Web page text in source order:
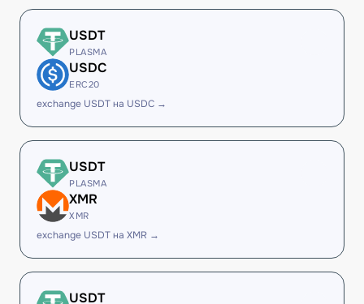
USDT
PLASMA
USDC
ERC20
exchange USDT на USDC →
USDT
PLASMA
XMR
XMR
exchange USDT на XMR →
USDT